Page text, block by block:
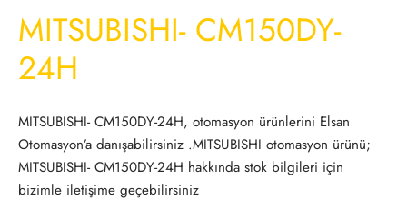
MITSUBISHI- CM150DY-
24H
MITSUBISHI- CM150DY-24H, otomasyon ürünlerini Elsan
Otomasyon’a danışabilirsiniz .MITSUBISHI otomasyon ürünü;
MITSUBISHI- CM150DY-24H hakkında stok bilgileri için
bizimle iletişime geçebilirsiniz